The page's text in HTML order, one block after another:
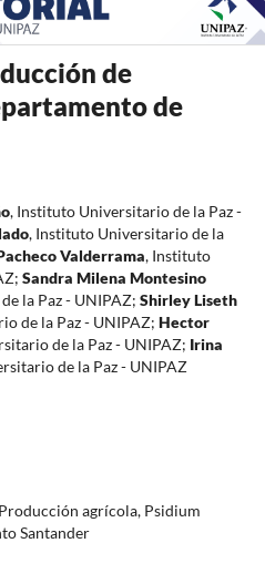
de
de
, Instituto Universitario de la Paz -
, Instituto Universitario de la
Valderrama, Instituto
; Sandra Milena Montesino
la Paz - UNIPAZ; Shirley Liseth
de la Paz - UNIPAZ; Hector
de la Paz - UNIPAZ; Irina
de la Paz - UNIPAZ
agrícola, Psidium
Santander